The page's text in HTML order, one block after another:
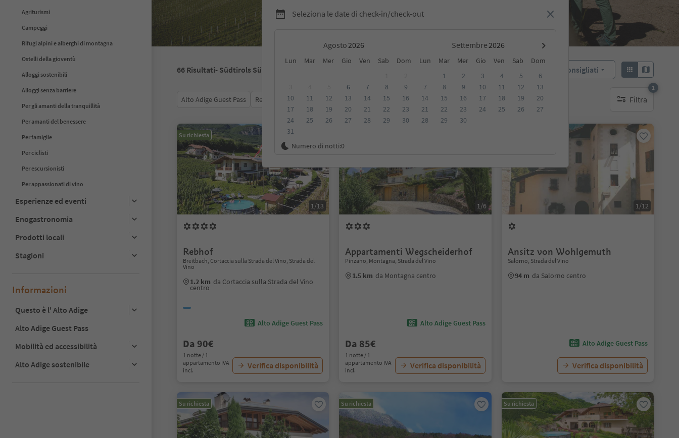
Agriturismi
Campeggi
Rifugi alpini e alberghi di montagna
Ostelli della gioventù
Alloggi sostenibili
Alloggi senza barriere
Per gli amanti della tranquillità
Per amanti del benessere
Per famiglie
Per ciclisti
Per escursionisti
Per appassionati di vino
Esperienze ed eventi
Enogastronomia
Prodotti locali
Stagioni
Informazioni
Questo è l' Alto Adige
Alto Adige Guest Pass
Mobilità ed accessibilità
Alto Adige sostenibile
Seleziona le date di check-in/check-out
Agosto Settembre
Lun Mar Mer Gio Ven Sab Dom Lun Mar Mer Gio Ven Sab
Dom
6 7 8
9
10
11 12 13 14 15
16
17
18 19 20 21 22
23
24
25 26 27 28 29
30
31
1 2 3 4 5
6
7
8 9 10 11 12
13
14
15 16 17 18 19
20
21
22 23 24 25 26
27
28
29 30
Numero di notti:0
66 Risultati- Südtirols Süden Consigliati
Alto Adige Guest Pass Recensioni Categoria Trattamento Alloggi sostenibili Filtra
1
1 filtro attivo
Su richiesta
1/13
Rebhof
Breitbach, Cortaccia sulla Strada del Vino, Strada del
Vino
1.2 km da Cortaccia sulla Strada del Vino
centro
Alto Adige Guest Pass
Da 90€
1 notte / 1
appartamento IVA
incl.
Verifica disponibilità
1/6
Appartamenti Wegscheiderhof
Pinzano, Montagna, Strada del Vino
1.5 km da Montagna centro
Alto Adige Guest Pass
Da 85€
1 notte / 1
appartamento IVA
incl.
Verifica disponibilità
1/12
Ansitz von Wohlgemuth
Salorno, Strada del Vino
94 m da Salorno centro
Alto Adige Guest Pass
Verifica disponibilità
Su richiesta Su richiesta Su richiesta